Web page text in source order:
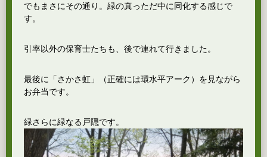
でもまさにその通り。緑の真っただ中に同化する感じで
す。
引率以外の保育士たちも、後で連れて行きました。
最後に「さかさ虹」（正確には環水平アーク）を見ながら
お弁当です。
緑さらに緑なる戸隠です。